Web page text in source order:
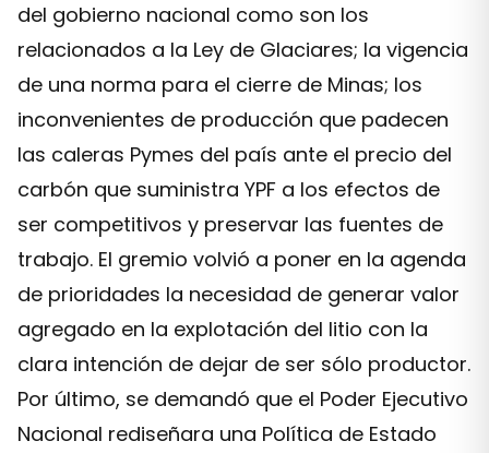
del gobierno nacional como son los
relacionados a la Ley de Glaciares; la vigencia
de una norma para el cierre de Minas; los
inconvenientes de producción que padecen
las caleras Pymes del país ante el precio del
carbón que suministra YPF a los efectos de
ser competitivos y preservar las fuentes de
trabajo. El gremio volvió a poner en la agenda
de prioridades la necesidad de generar valor
agregado en la explotación del litio con la
clara intención de dejar de ser sólo productor.
Por último, se demandó que el Poder Ejecutivo
Nacional rediseñara una Política de Estado